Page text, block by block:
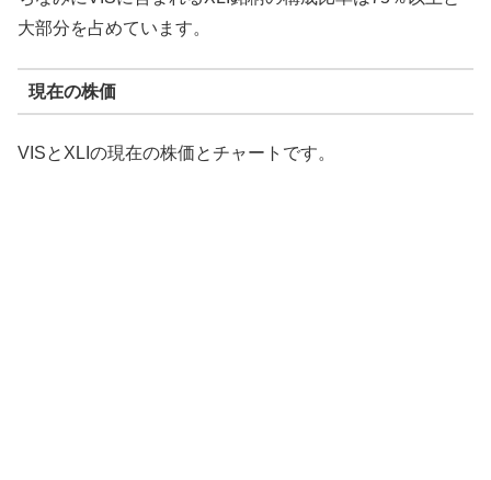
大部分を占めています。
現在の株価
VISとXLIの現在の株価とチャートです。